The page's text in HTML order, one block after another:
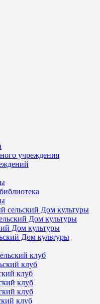
учреждения
сельский Дом культуры
Дом культуры
Дом культуры
Дом культуры
клуб
клуб
клуб
клуб
клуб
клуб